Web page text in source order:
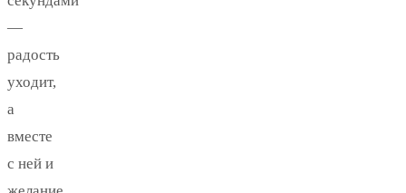
—
радость
уходит,
а
вместе
с ней и